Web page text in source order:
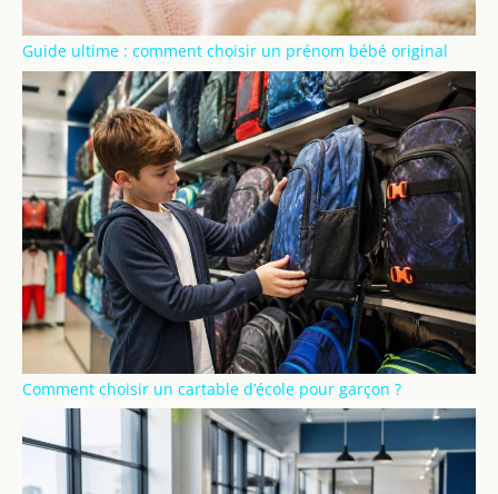
Guide ultime : comment choisir un prénom bébé original
Comment choisir un cartable d’école pour garçon ?